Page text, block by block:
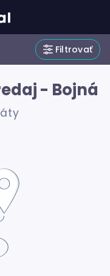
Filtrovať
- Bojná